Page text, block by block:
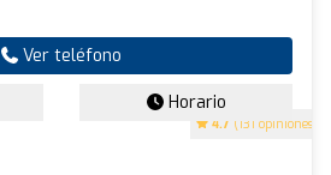
4.7 (131 opiniones)
Ver teléfono
Horario